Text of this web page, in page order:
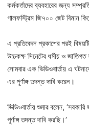
কর্মকর্তাদের ব্যবহারের জন্য
গালফস্ট্রিম জি৭০০ জেট বিমান
এ প্রতিবেদন প্রকাশের পরই
উচ্চকক্ষ সিনেটের ধর্মীয় ও
সোমবার এক ভিডিওবার্তায় এ
এর পূর্ণাঙ্গ তদন্ত দাবি করেন।
ভিডিওবার্তায় শুমার বলেন,
পূর্ণাঙ্গ তদন্ত দাবি করছি।’